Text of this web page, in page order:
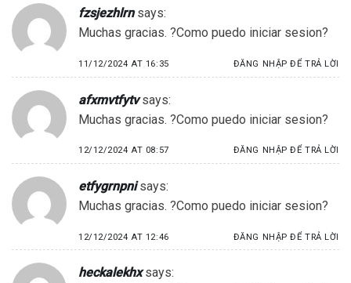
fzsjezhlrn says:
Muchas gracias. ?Como puedo iniciar sesion?
11/12/2024 AT 16:35 ĐĂNG NHẬP ĐỂ TRẢ LỜI
afxmvtfytv says:
Muchas gracias. ?Como puedo iniciar sesion?
12/12/2024 AT 08:57 ĐĂNG NHẬP ĐỂ TRẢ LỜI
etfygrnpni says:
Muchas gracias. ?Como puedo iniciar sesion?
12/12/2024 AT 12:46 ĐĂNG NHẬP ĐỂ TRẢ LỜI
heckalekhx says: